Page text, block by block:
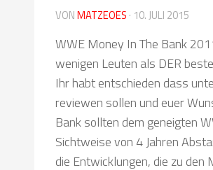
VONMATZEOES · 10. JULI 2015
WWE Money In The Bank
wenigen Leuten als DER
Ihr habt entschieden dass
reviewen sollen und euer
Bank sollten dem geneigten
Sichtweise von 4 Jahren
die Entwicklungen, die zu